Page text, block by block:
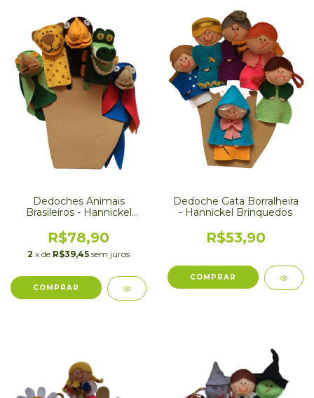
Dedoches Animais
Brasileiros - Hannickel
R$78,90
2 x de R$39,45 sem juros
Dedoche Gata Borralheira
- Hannickel Brinquedos
R$53,90